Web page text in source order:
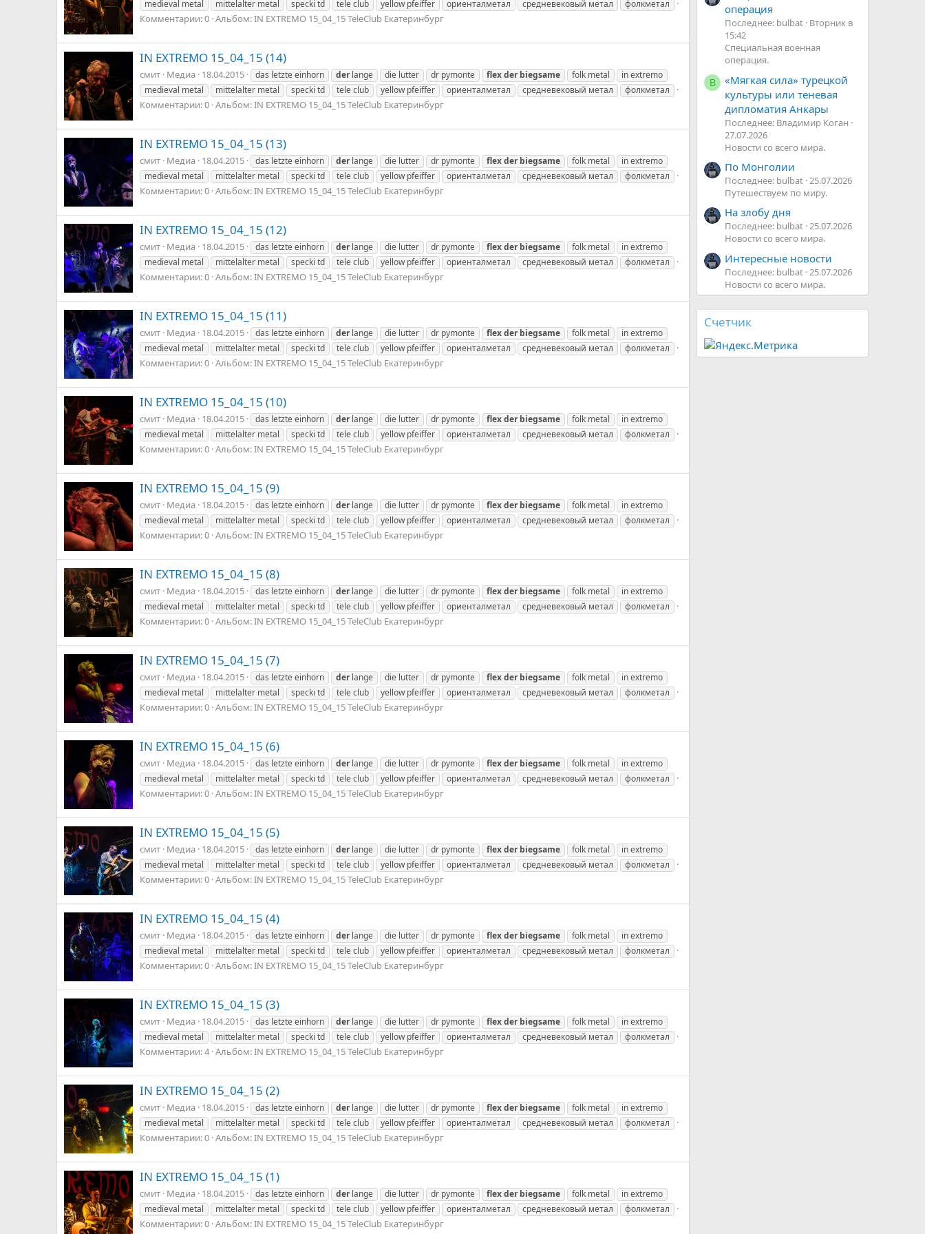
medieval metal
mittelalter metal specki td tele club yellow pfeiffer ориенталметал средневековый метал фолкметал
Комментарии: 0 Альбом: IN EXTREMO 15_04_15 TeleClub Екатеринбург
IN EXTREMO 15_04_15 (14)
смит Медиа 18.04.2015 das letzte einhorn derlange die lutter dr pymonte flexder biegsame folk metal
in extremo
medieval metal
mittelalter metal specki td tele club yellow pfeiffer ориенталметал средневековый метал фолкметал
Комментарии: 0 Альбом: IN EXTREMO 15_04_15 TeleClub Екатеринбург
IN EXTREMO 15_04_15 (13)
смит Медиа 18.04.2015 das letzte einhorn derlange die lutter dr pymonte flexder biegsame folk metal
in extremo
medieval metal
mittelalter metal specki td tele club yellow pfeiffer ориенталметал средневековый метал фолкметал
Комментарии: 0 Альбом: IN EXTREMO 15_04_15 TeleClub Екатеринбург
IN EXTREMO 15_04_15 (12)
смит Медиа 18.04.2015 das letzte einhorn derlange die lutter dr pymonte flexder biegsame folk metal
in extremo
medieval metal
mittelalter metal specki td tele club yellow pfeiffer ориенталметал средневековый метал фолкметал
Комментарии: 0 Альбом: IN EXTREMO 15_04_15 TeleClub Екатеринбург
IN EXTREMO 15_04_15 (11)
смит Медиа 18.04.2015 das letzte einhorn derlange die lutter dr pymonte flexder biegsame folk metal
in extremo
medieval metal
mittelalter metal specki td tele club yellow pfeiffer ориенталметал средневековый метал фолкметал
Комментарии: 0 Альбом: IN EXTREMO 15_04_15 TeleClub Екатеринбург
IN EXTREMO 15_04_15 (10)
смит Медиа 18.04.2015 das letzte einhorn derlange die lutter dr pymonte flexder biegsame folk metal
in extremo
medieval metal
mittelalter metal specki td tele club yellow pfeiffer ориенталметал средневековый метал фолкметал
Комментарии: 0 Альбом: IN EXTREMO 15_04_15 TeleClub Екатеринбург
IN EXTREMO 15_04_15 (9)
смит Медиа 18.04.2015 das letzte einhorn derlange die lutter dr pymonte flexder biegsame folk metal
in extremo
medieval metal
mittelalter metal specki td tele club yellow pfeiffer ориенталметал средневековый метал фолкметал
Комментарии: 0 Альбом: IN EXTREMO 15_04_15 TeleClub Екатеринбург
IN EXTREMO 15_04_15 (8)
смит Медиа 18.04.2015 das letzte einhorn derlange die lutter dr pymonte flexder biegsame folk metal
in extremo
medieval metal
mittelalter metal specki td tele club yellow pfeiffer ориенталметал средневековый метал фолкметал
Комментарии: 0 Альбом: IN EXTREMO 15_04_15 TeleClub Екатеринбург
IN EXTREMO 15_04_15 (7)
смит Медиа 18.04.2015 das letzte einhorn derlange die lutter dr pymonte flexder biegsame folk metal
in extremo
medieval metal
mittelalter metal specki td tele club yellow pfeiffer ориенталметал средневековый метал фолкметал
Комментарии: 0 Альбом: IN EXTREMO 15_04_15 TeleClub Екатеринбург
IN EXTREMO 15_04_15 (6)
смит Медиа 18.04.2015 das letzte einhorn derlange die lutter dr pymonte flexder biegsame folk metal
in extremo
medieval metal
mittelalter metal specki td tele club yellow pfeiffer ориенталметал средневековый метал фолкметал
Комментарии: 0 Альбом: IN EXTREMO 15_04_15 TeleClub Екатеринбург
IN EXTREMO 15_04_15 (5)
смит Медиа 18.04.2015 das letzte einhorn derlange die lutter dr pymonte flexder biegsame folk metal
in extremo
medieval metal
mittelalter metal specki td tele club yellow pfeiffer ориенталметал средневековый метал фолкметал
Комментарии: 0 Альбом: IN EXTREMO 15_04_15 TeleClub Екатеринбург
IN EXTREMO 15_04_15 (4)
смит Медиа 18.04.2015 das letzte einhorn derlange die lutter dr pymonte flexder biegsame folk metal
in extremo
medieval metal
mittelalter metal specki td tele club yellow pfeiffer ориенталметал средневековый метал фолкметал
Комментарии: 0 Альбом: IN EXTREMO 15_04_15 TeleClub Екатеринбург
IN EXTREMO 15_04_15 (3)
смит Медиа 18.04.2015 das letzte einhorn derlange die lutter dr pymonte flexder biegsame folk metal
in extremo
medieval metal
mittelalter metal specki td tele club yellow pfeiffer ориенталметал средневековый метал фолкметал
Комментарии: 4 Альбом: IN EXTREMO 15_04_15 TeleClub Екатеринбург
IN EXTREMO 15_04_15 (2)
смит Медиа 18.04.2015 das letzte einhorn derlange die lutter dr pymonte flexder biegsame folk metal
in extremo
medieval metal
mittelalter metal specki td tele club yellow pfeiffer ориенталметал средневековый метал фолкметал
Комментарии: 0 Альбом: IN EXTREMO 15_04_15 TeleClub Екатеринбург
IN EXTREMO 15_04_15 (1)
смит Медиа 18.04.2015 das letzte einhorn derlange die lutter dr pymonte flexder biegsame folk metal
in extremo
medieval metal
mittelalter metal specki td tele club yellow pfeiffer ориенталметал средневековый метал фолкметал
Комментарии: 0 Альбом: IN EXTREMO 15_04_15 TeleClub Екатеринбург
операция
Последнее: bulbat Вторник в
15:42
Специальная военная
операция.
В
«Мягкая сила» турецкой
культуры или теневая
дипломатия Анкары
Последнее: Владимир Коган
27.07.2026
Новости со всего мира.
По Монголии
Последнее: bulbat 25.07.2026
Путешествуем по миру.
На злобу дня
Последнее: bulbat 25.07.2026
Новости со всего мира.
Интересные новости
Последнее: bulbat 25.07.2026
Новости со всего мира.
Счетчик